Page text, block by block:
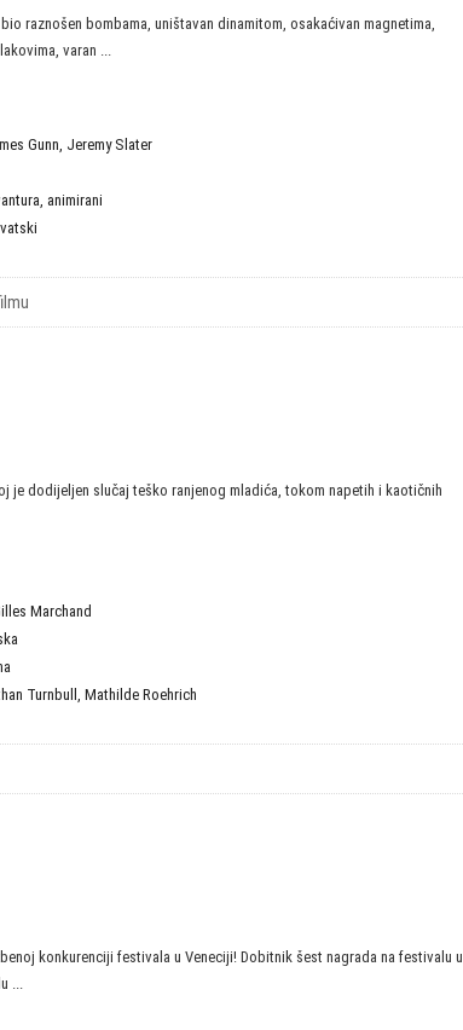
raznošen bombama, uništavan dinamitom, osakaćivan magnetima,
varan ...
Gunn, Jeremy Slater
, animirani
je dodijeljen slučaj teško ranjenog mladića, tokom napetih i kaotičnih
Marchand
Turnbull , Mathilde Roehrich
konkurenciji festivala u Veneciji! Dobitnik šest nagrada na festivalu u
...